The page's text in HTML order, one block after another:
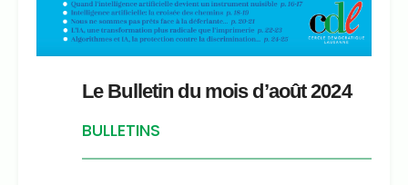
Le Bulletin du mois d’août 2024
BULLETINS